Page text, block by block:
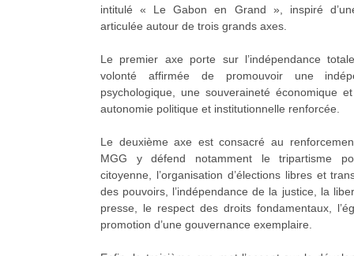
intitulé « Le Gabon en Grand », inspiré
articulée autour de trois grands axes.
Le premier axe porte sur l’indépendance
volonté affirmée de promouvoir une
psychologique, une souveraineté économique
autonomie politique et institutionnelle renforcée.
Le deuxième axe est consacré au
MGG y défend notamment le tripartisme
citoyenne, l’organisation d’élections libres et
des pouvoirs, l’indépendance de la justice, la
presse, le respect des droits fondamentaux,
promotion d’une gouvernance exemplaire.